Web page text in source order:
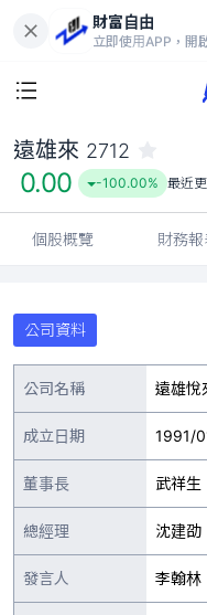
財富自由
立即使用APP，開
0.00
遠雄來 2712
0.00 -100.00% 最近
個股概覽 財務報
公司資料
公司名稱 遠雄悅
成立日期 1991/
董事長 武祥生
總經理 沈建劭
發言人 李翰林